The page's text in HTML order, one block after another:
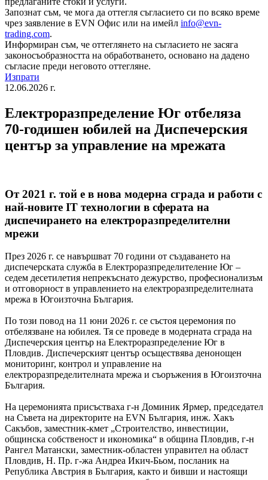
Запознат съм, че мога да оттегля съгласието си по всяко време
чрез заявление в EVN Офис или на имейл info@evn-
trading.com.
Информиран съм, че оттеглянето на съгласието не засяга
законосъобразността на обработването, основано на дадено
съгласие преди неговото оттегляне.
Изпрати
12.06.2026 г.
Електроразпределение Юг отбеляза
70-годишен юбилей на Диспечерския
център за управление на мрежата
От 2021 г. той е в нова модерна сграда и работи с
най-новите IT технологии в сферата на
диспечирането на електроразпределителни
мрежи
През 2026 г. се навършват 70 години от създаването на
диспечерската служба в Електроразпределителeние Юг –
седем десетилетия непрекъснато дежурство, професионализъм
и отговорност в управлението на електроразпределителната
мрежа в Югоизточна България.
По този повод на 11 юни 2026 г. се състоя церемония по
отбелязване на юбилея. Тя се проведе в модерната сграда на
Диспечерския център на Електроразпределение Юг в
Пловдив. Диспечерският център осъществява денонощен
мониторинг, контрол и управление на
електроразпределителната мрежа и съоръжения в Югоизточна
България.
На церемонията присъстваха г-н Доминик Ярмер, председател
на Съвета на директорите на EVN България, инж. Хакъ
Сакъбов, заместник-кмет „Строителство, инвестиции,
общинска собственост и икономика“ в община Пловдив, г-н
Рангел Матански, заместник-областен управител на област
Пловдив, Н. Пр. г-жа Андреа Икич-Бьом, посланик на
Република Австрия в България, както и бивши и настоящи